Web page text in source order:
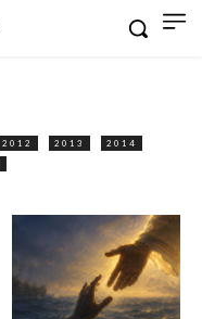
2012 2013
2014